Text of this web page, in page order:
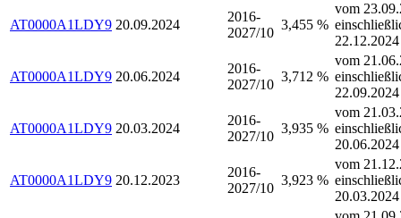
AT0000A1LDY9 20.09.2024
2016-
2027/10
3,455 %
vom
22.12.2024
AT0000A1LDY9 20.06.2024
2016-
2027/10
3,712 %
vom
22.09.2024
AT0000A1LDY9 20.03.2024
2016-
2027/10
3,935 %
vom
20.06.2024
AT0000A1LDY9 20.12.2023
2016-
2027/10
3,923 %
vom
20.03.2024